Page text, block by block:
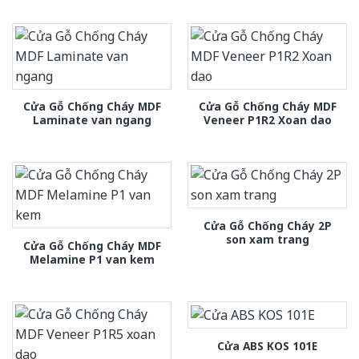
Cửa Gỗ Chống Cháy MDF
Laminate van ngang
Cửa Gỗ Chống Cháy MDF
Veneer P1R2 Xoan dao
Cửa Gỗ Chống Cháy MDF
Melamine P1 van kem
Cửa Gỗ Chống Cháy 2P
son xam trang
Cửa ABS KOS 101E